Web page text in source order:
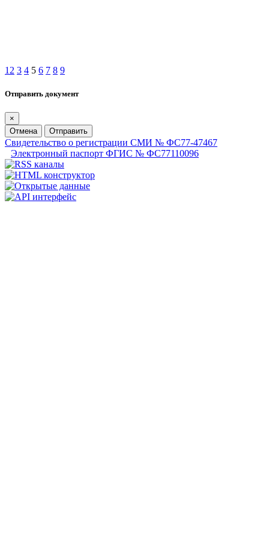
1 2 3 4 5 6 7 8 9
Отправить документ
×
Отмена
Отправить
Свидетельство о регистрации СМИ № ФС77-47467
Электронный паспорт ФГИС № ФС77110096